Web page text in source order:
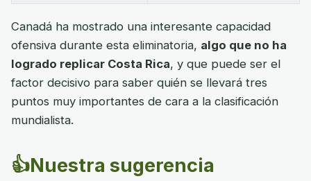
Canadá ha mostrado una interesante capacidad
ofensiva durante esta eliminatoria, algo que no ha
logrado replicar Costa Rica, y que puede ser el
factor decisivo para saber quién se llevará tres
puntos muy importantes de cara a la clasificación
mundialista.
👍Nuestra sugerencia